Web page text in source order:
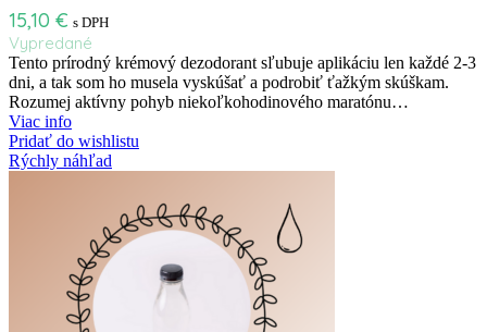
15,10 € s DPH
Vypredané
Tento prírodný krémový dezodorant sľubuje aplikáciu len každé 2-3
dni, a tak som ho musela vyskúšať a podrobiť ťažkým skúškam.
Rozumej aktívny pohyb niekoľkohodinového maratónu…
Viac info
Pridať do wishlistu
Rýchly náhľad